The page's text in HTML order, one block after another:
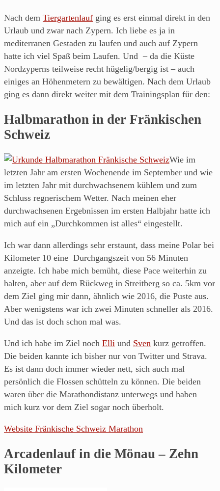
Nach dem Tiergartenlauf ging es erst einmal direkt in den
Urlaub und zwar nach Zypern. Ich liebe es ja in
mediterranen Gestaden zu laufen und auch auf Zypern
hatte ich viel Spaß beim Laufen. Und – da die Küste
Nordzyperns teilweise recht hügelig/bergig ist – auch
einiges an Höhenmetern zu bewältigen. Nach dem Urlaub
ging es dann direkt weiter mit dem Trainingsplan für den:
Halbmarathon in der Fränkischen
Schweiz
Wie im
letzten Jahr am ersten Wochenende im September und wie
im letzten Jahr mit durchwachsenem kühlem und zum
Schluss regnerischem Wetter. Nach meinen eher
durchwachsenen Ergebnissen im ersten Halbjahr hatte ich
mich auf ein „Durchkommen ist alles“ eingestellt.
Ich war dann allerdings sehr erstaunt, dass meine Polar bei
Kilometer 10 eine Durchgangszeit von 56 Minuten
anzeigte. Ich habe mich bemüht, diese Pace weiterhin zu
halten, aber auf dem Rückweg in Streitberg so ca. 5km vor
dem Ziel ging mir dann, ähnlich wie 2016, die Puste aus.
Aber wenigstens war ich zwei Minuten schneller als 2016.
Und das ist doch schon mal was.
Und ich habe im Ziel noch Elli und Sven kurz getroffen.
Die beiden kannte ich bisher nur von Twitter und Strava.
Es ist dann doch immer wieder nett, sich auch mal
persönlich die Flossen schütteln zu können. Die beiden
waren über die Marathondistanz unterwegs und haben
mich kurz vor dem Ziel sogar noch überholt.
Website Fränkische Schweiz Marathon
Arcadenlauf in die Mönau – Zehn
Kilometer